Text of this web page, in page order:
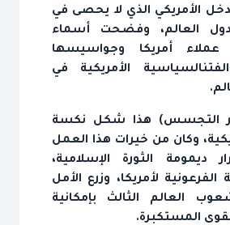
الأمريكي الذي لا يحصى في
دول العالم، وفضحت أسماء
عملاء أمريكا وجواسيسها
الأمريكية في
التجسس) هذا شكل نكسة
وكان من خيرات هذا العمل
ديمومة الثورة الإسلامية،
لأمريكا، وزرع الأمل
العالم الثالث بإمكانية
المستكبرة.